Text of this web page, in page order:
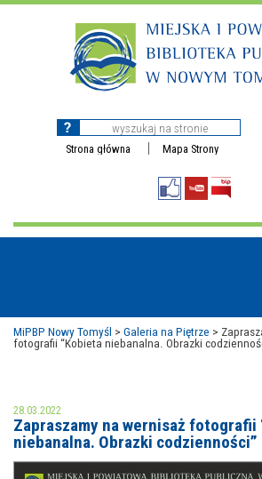
Strona główna Mapa Strony
MOJE KONTO
AKTUALNOŚCI
MiPBP Nowy Tomyśl > Galeria na Piętrze >
fotografii “Kobieta niebanalna. Obrazki
28.03.2022
Zapraszamy na wernisaż fotografii
niebanalna. Obrazki codzienności”